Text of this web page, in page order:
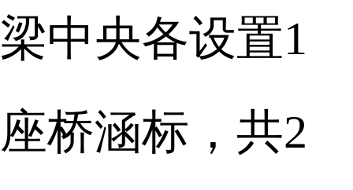
梁中央各设置1
座桥涵标，共2